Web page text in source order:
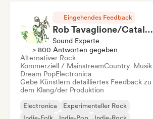
Eingehendes Feedback
Rob Tavaglione/Catalyst Recording
Sound Experte
> 800 Antworten gegeben
Alternativer Rock
Kommerziell / MainstreamCountry-Musik
Dream PopElectronica
Gebe Künstlern detailliertes Feedback zu
dem Klang/der Produktion
Electronica
Experimenteller Rock